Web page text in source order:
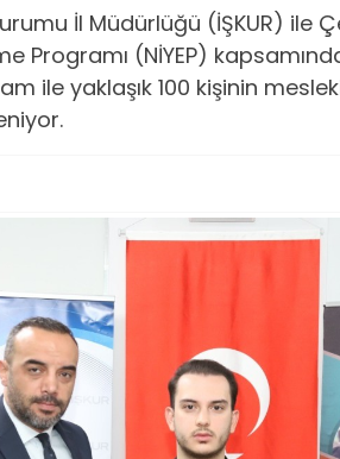
İl Müdürlüğü (İŞKUR) ile
Programı (NİYEP)
ile yaklaşık 100 kişinin